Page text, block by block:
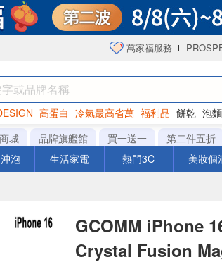
萬家福服務
高蛋白 冷氣最高省萬 福利品 餅乾 泡麵
啡 海苔
城 品牌旗艦館 買一送一 第二件五折
泡 生活家電 熱門3C 美妝個
GCOMM iPhone
Crystal Fusion